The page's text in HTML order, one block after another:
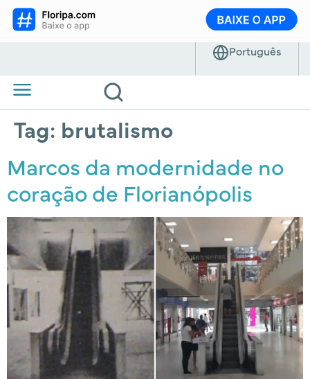
Tag: brutalismo
Marcos da modernidade no
coração de Florianópolis